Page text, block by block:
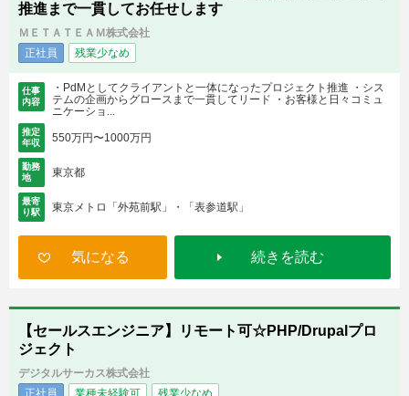
推進まで一貫してお任せします
ＭＥＴＡＴＥＡＭ株式会社
正社員
残業少なめ
仕事
内容
・PdMとしてクライアントと一体になったプロジェクト推進 ・シス
テムの企画からグロースまで一貫してリード ・お客様と日々コミュ
ニケーショ...
推定
年収
550万円〜1000万円
勤務
地
東京都
最寄
り駅
東京メトロ「外苑前駅」・「表参道駅」
気になる 続きを読む
【セールスエンジニア】リモート可☆PHP/Drupalプロ
ジェクト
デジタルサーカス株式会社
正社員
業種未経験可 残業少なめ